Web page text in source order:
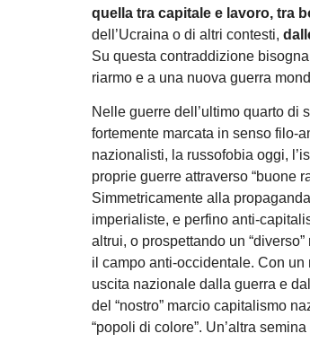
quella tra capitale e lavoro, tra
dell’Ucraina o di altri contesti,
Su questa contraddizione
riarmo e a una nuova guerra
Nelle guerre dell’ultimo quarto di
fortemente marcata in senso filo-
nazionalisti, la russofobia oggi,
proprie guerre attraverso “buone
Simmetricamente alla
imperialiste, e perfino anti-
altrui, o prospettando un
il campo anti-occidentale. Con un
uscita nazionale dalla guerra e
del “nostro” marcio capitalismo
“popoli di colore”. Un’altra